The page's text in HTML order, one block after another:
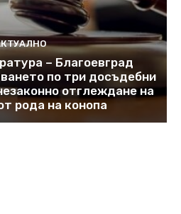
– Благоевград
по три досъдебни
отглеждане на
рода на конопа